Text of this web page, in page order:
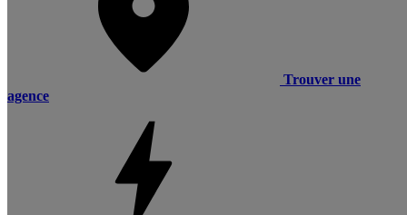
Trouver une
agence